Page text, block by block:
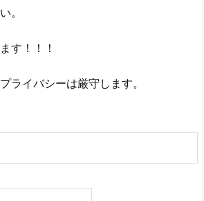
。
す！！！
ライバシーは厳守します。